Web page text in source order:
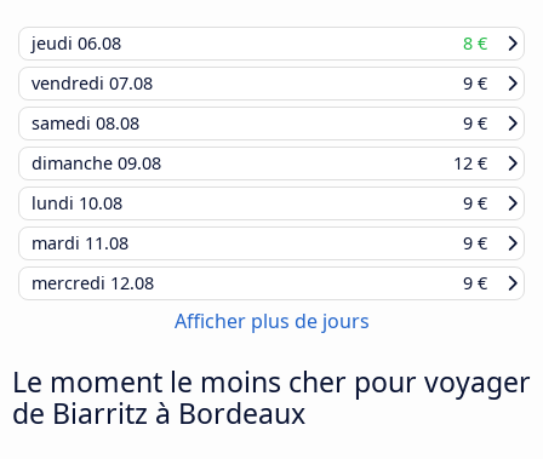
jeudi 06.08
8 €
vendredi 07.08
9 €
samedi 08.08
9 €
dimanche 09.08
12 €
lundi 10.08
9 €
mardi 11.08
9 €
mercredi 12.08 9 €
Afficher plus de jours
Le moment le moins cher pour voyager
de Biarritz à Bordeaux